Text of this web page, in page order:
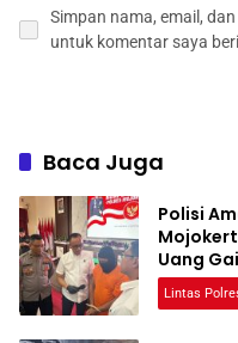
Simpan nama, email,
untuk komentar saya
Baca Juga
Polisi
Uang
Lintas